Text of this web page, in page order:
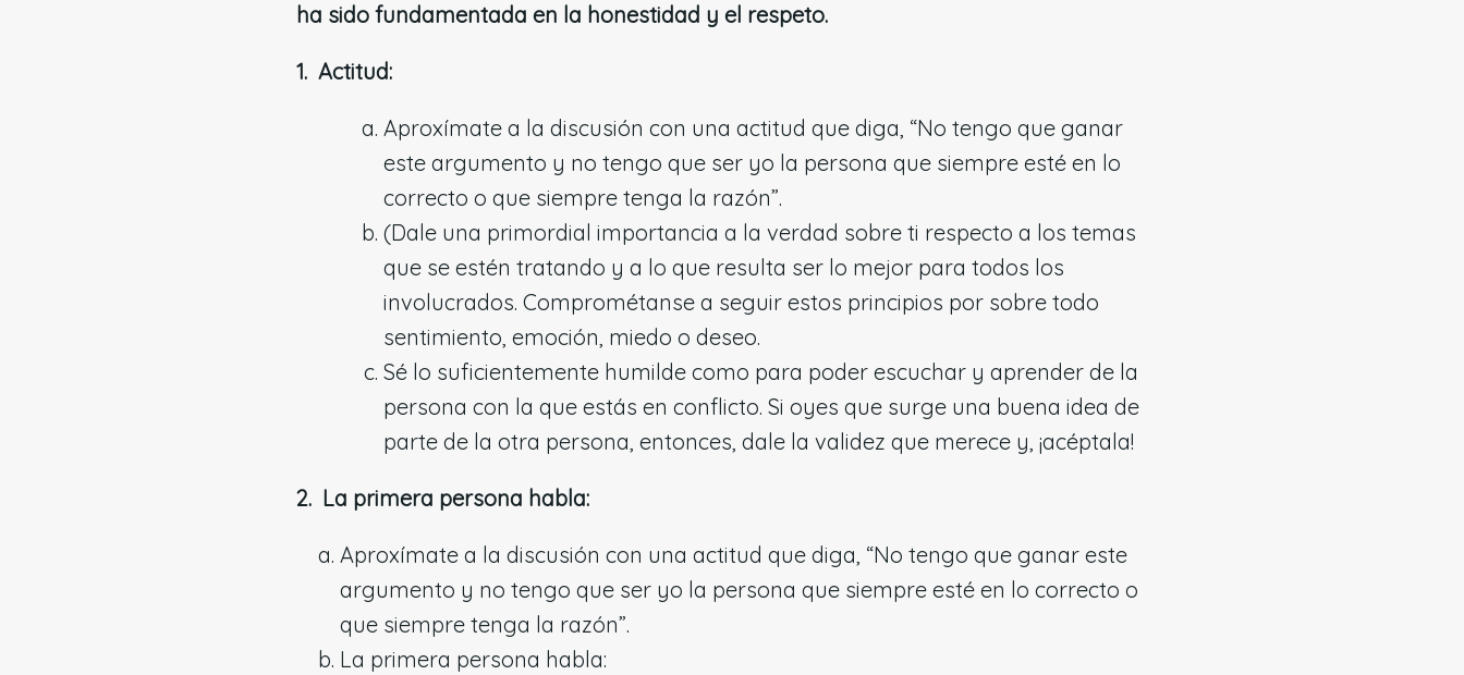
ha sido fundamentada en la honestidad y el respeto.
1. Actitud:
Aproxímate a la discusión con una actitud que diga, “No tengo que ganar
este argumento y no tengo que ser yo la persona que siempre esté en lo
correcto o que siempre tenga la razón”.
(Dale una primordial importancia a la verdad sobre ti respecto a los temas
que se estén tratando y a lo que resulta ser lo mejor para todos los
involucrados. Comprométanse a seguir estos principios por sobre todo
sentimiento, emoción, miedo o deseo.
Sé lo suficientemente humilde como para poder escuchar y aprender de la
persona con la que estás en conflicto. Si oyes que surge una buena idea de
parte de la otra persona, entonces, dale la validez que merece y, ¡acéptala!
2. La primera persona habla:
Aproxímate a la discusión con una actitud que diga, “No tengo que ganar este
argumento y no tengo que ser yo la persona que siempre esté en lo correcto o
que siempre tenga la razón”.
La primera persona habla: